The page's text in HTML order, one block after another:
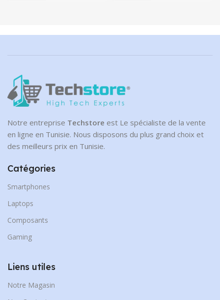
Notre entreprise Techstore est Le spécialiste de la vente
en ligne en Tunisie. Nous disposons du plus grand choix et
des meilleurs prix en Tunisie.
Catégories
Smartphones
Laptops
Composants
Gaming
Liens utiles
Notre Magasin